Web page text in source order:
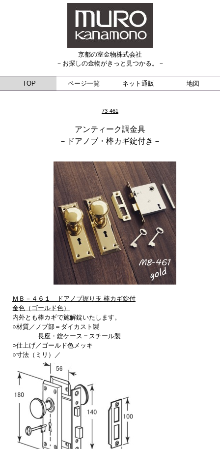
京都の室金物株式会社
－お探しの金物がきっと見つかる。－
TOP ページ一覧 ネット通販 地図
73-461
アンティーク調金具
－ドアノブ・棒カギ錠付き－
ＭＢ－４６１ ドアノブ握り玉 棒カギ錠付
金色（ゴールド色）
内外とも棒カギで施解錠いたします。
○材質／ノブ部＝ダイカスト製
長座・錠ケース＝スチール製
○仕上げ／ゴールド色メッキ
○寸法（ミリ）／